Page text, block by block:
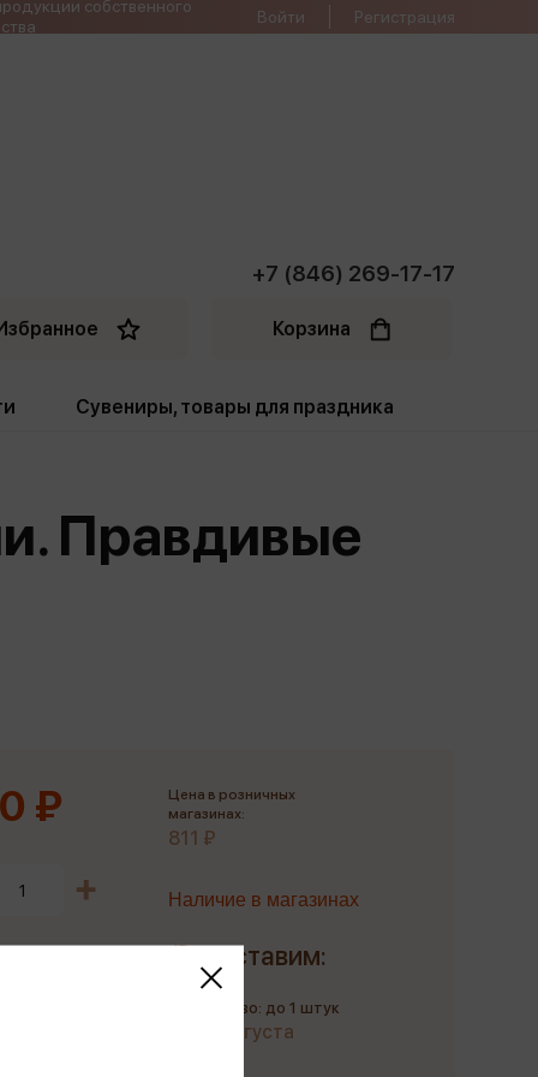
собственного
Войти Регистрация
+7 (846) 269-17-17
Корзина
Сувениры, товары для праздника
Пакеты
Правдивые
₽
Цена в розничных
магазинах:
811 ₽
Наличие в магазинах
Доставим:
Количество: до 1 штук
до 20 августа